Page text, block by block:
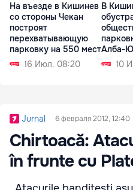
На въезде в Кишинев
со стороны Чекан
построят
перехватывающую
парковку на 550 мест
16 Июл. 08:20
В
Алба-
10
Jurnal 6 февраля 2012, 12:40
Chirtoacă:
în frunte cu